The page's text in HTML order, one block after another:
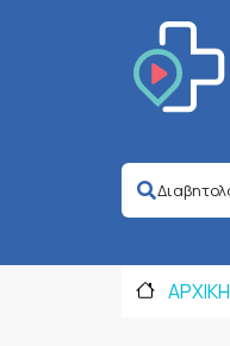
ΑΡΧΙΚΗ